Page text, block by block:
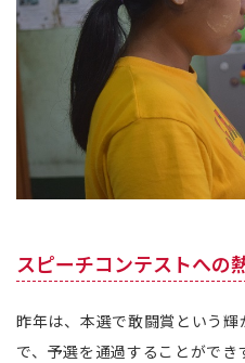
スピーチコンテストへの
昨年は、本選で敢闘賞という
で、予選を通過することがで